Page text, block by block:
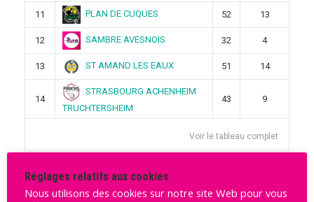
11 PLAN DE CUQUES 52 13
12 SAMBRE AVESNOIS 32 4
13 ST AMAND LES EAUX 51 14
14
STRASBOURG ACHENHEIM
TRUCHTERSHEIM
43 9
Voir le tableau complet
Derniers articles
Réglages relatifs aux cookies
Nous utilisons des cookies sur notre site Web pour vous